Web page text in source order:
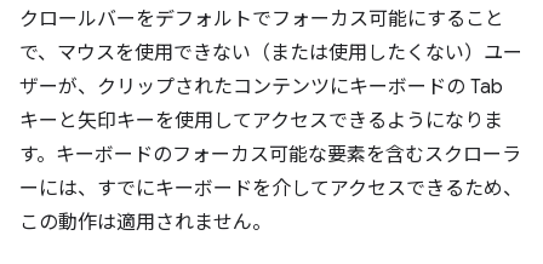
クロールバーをデフォルトでフォーカス可能にすること
で、マウスを使用できない（または使用したくない）ユー
ザーが、クリップされたコンテンツにキーボードの Tab
キーと矢印キーを使用してアクセスできるようになりま
す。キーボードのフォーカス可能な要素を含むスクローラ
ーには、すでにキーボードを介してアクセスできるため、
この動作は適用されません。